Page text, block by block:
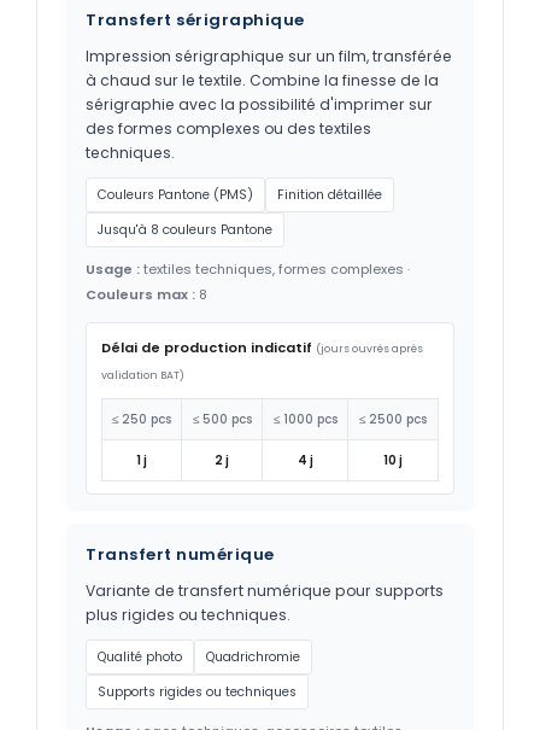
Transfert sérigraphique
Impression sérigraphique sur un film, transférée
à chaud sur le textile. Combine la finesse de la
sérigraphie avec la possibilité d'imprimer sur
des formes complexes ou des textiles
techniques.
Couleurs Pantone (PMS)
Finition détaillée
Jusqu'à 8 couleurs Pantone
Usage :textiles techniques, formes complexes ·
Couleurs max : 8
Délai de production indicatif (jours ouvrés après
validation BAT)
≤ 250 pcs ≤ 500 pcs ≤ 1000 pcs ≤ 2500 pcs
1 j 2 j 4 j 10 j
Transfert numérique
Variante de transfert numérique pour supports
plus rigides ou techniques.
Qualité photo
Quadrichromie
Supports rigides ou techniques